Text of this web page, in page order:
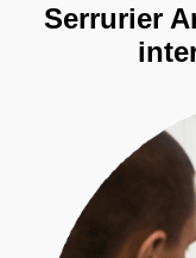
Serrurier